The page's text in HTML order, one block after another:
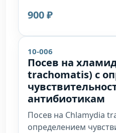
900 ₽
10-006
Посев на
trachomatis) с
антибиотикам
Посев на Chlamydia
определением